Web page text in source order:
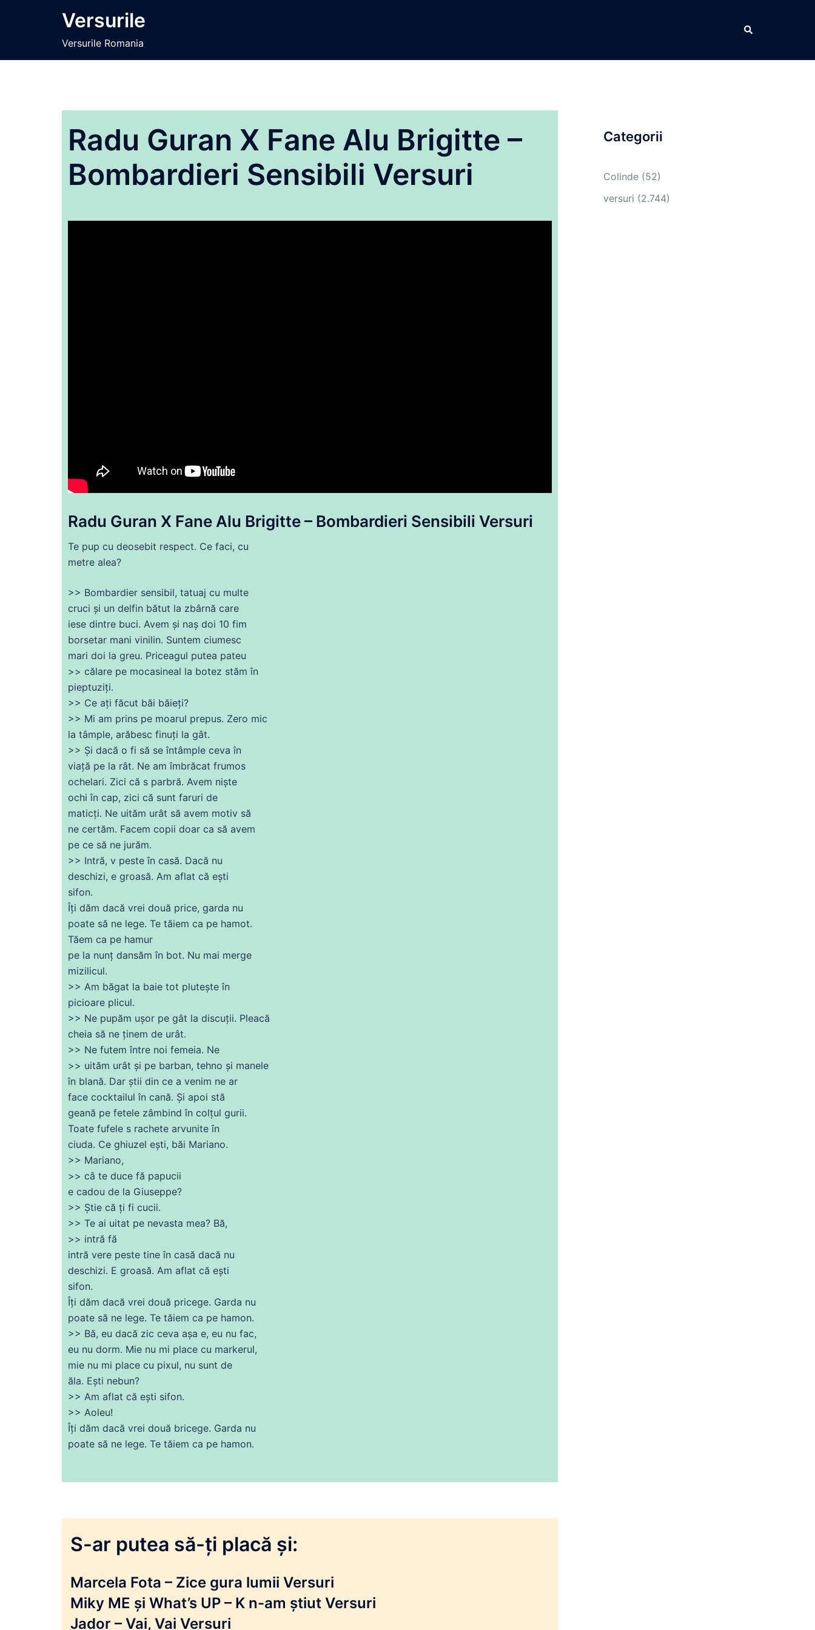
Versurile
Versurile Romania
Caută
Radu Guran X Fane Alu Brigitte –
Bombardieri Sensibili Versuri
Radu Guran X Fane Alu Brigitte – Bombardieri Sensibili Versuri
Te pup cu deosebit respect. Ce faci, cu
metre alea?
>> Bombardier sensibil, tatuaj cu multe
cruci și un delfin bătut la zbârnă care
iese dintre buci. Avem și naș doi 10 fim
borsetar mani vinilin. Suntem ciumesc
mari doi la greu. Priceagul putea pateu
>> călare pe mocasineal la botez stăm în
pieptuziți.
>> Ce ați făcut băi băieți?
>> Mi am prins pe moarul prepus. Zero mic
la tâmple, arăbesc finuți la gât.
>> Și dacă o fi să se întâmple ceva în
viață pe la rât. Ne am îmbrăcat frumos
ochelari. Zici că s parbră. Avem niște
ochi în cap, zici că sunt faruri de
maticți. Ne uităm urât să avem motiv să
ne certăm. Facem copii doar ca să avem
pe ce să ne jurăm.
>> Intră, v peste în casă. Dacă nu
deschizi, e groasă. Am aflat că ești
sifon.
Îți dăm dacă vrei două price, garda nu
poate să ne lege. Te tăiem ca pe hamot.
Tăem ca pe hamur
pe la nunț dansăm în bot. Nu mai merge
mizilicul.
>> Am băgat la baie tot plutește în
picioare plicul.
>> Ne pupăm ușor pe gât la discuții. Pleacă
cheia să ne ținem de urât.
>> Ne futem între noi femeia. Ne
>> uităm urât și pe barban, tehno și manele
în blană. Dar știi din ce a venim ne ar
face cocktailul în cană. Și apoi stă
geană pe fetele zâmbind în colțul gurii.
Toate fufele s rachete arvunite în
ciuda. Ce ghiuzel ești, băi Mariano.
>> Mariano,
>> câ te duce fă papucii
e cadou de la Giuseppe?
>> Știe că ți fi cucii.
>> Te ai uitat pe nevasta mea? Bă,
>> intră fă
intră vere peste tine în casă dacă nu
deschizi. E groasă. Am aflat că ești
sifon.
Îți dăm dacă vrei două pricege. Garda nu
poate să ne lege. Te tăiem ca pe hamon.
>> Bă, eu dacă zic ceva așa e, eu nu fac,
eu nu dorm. Mie nu mi place cu markerul,
mie nu mi place cu pixul, nu sunt de
ăla. Ești nebun?
>> Am aflat că ești sifon.
>> Aoleu!
Îți dăm dacă vrei două bricege. Garda nu
poate să ne lege. Te tăiem ca pe hamon.
S-ar putea să-ți placă și:
Marcela Fota – Zice gura lumii Versuri
Miky ME și What’s UP – K n-am știut Versuri
Jador – Vai, Vai Versuri
Categorii
Colinde(52)
versuri (2.744)